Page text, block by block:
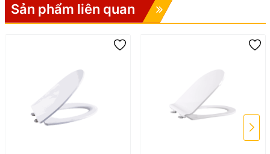
Giúp hạn chế bụi bẩn, vi khuẩn phát tán ra môi trường.
Giữ không gian phòng vệ sinh luôn sạch sẽ và vệ sinh hơn.
Chất liệu nhựa PP cao cấp
Chống ố vàng, chống bám bẩn.
Độ bền cơ học cao, chịu lực tốt.
Dễ dàng tháo lắp vệ sinh
Sản phẩm liên quan